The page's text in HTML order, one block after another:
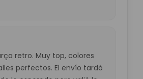
retro. Muy top, colores
perfectos. El envío tardó